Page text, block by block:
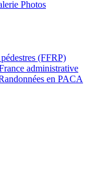
Photos
(FFRP)
administrative
en PACA